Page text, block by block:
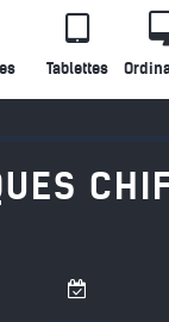
Tablettes